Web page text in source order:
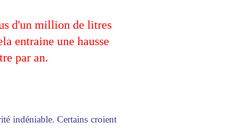
d'un million de litres
entraine une hausse
par an.
indéniable. Certains croient